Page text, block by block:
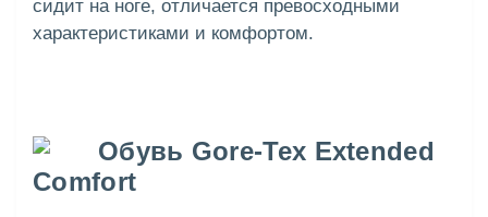
сидит на ноге, отличается превосходными
характеристиками и комфортом.
Обувь Gore-Tex Extended
Comfort